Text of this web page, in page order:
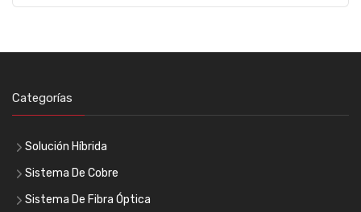
Categorías
Solución Híbrida
Sistema De Cobre
Sistema De Fibra Óptica